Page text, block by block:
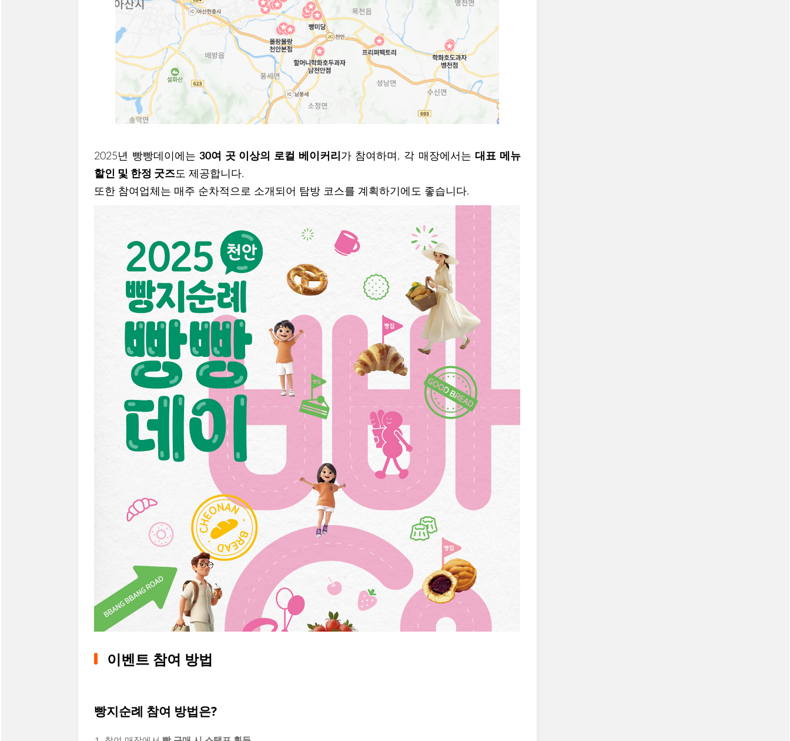
2025년 빵빵데이에는30여 곳 이상의 로컬 베이커리 가 참여하며, 각 매장에서는 대표 메뉴
할인 및 한정 굿즈도 제공합니다.
또한 참여업체는 매주 순차적으로 소개되어 탐방 코스를 계획하기에도 좋습니다.
이벤트 참여 방법
빵지순례 참여 방법은?